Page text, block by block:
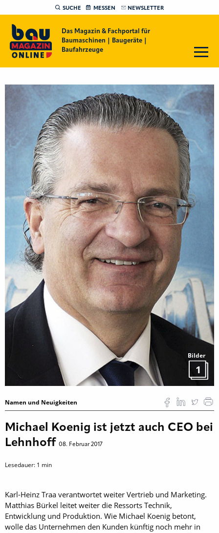
SUCHE MESSEN NEWSLETTER
Das Magazin & Fachportal für
Baumaschinen | Baugeräte |
Baufahrzeuge
Bilder
1
Namen und Neuigkeiten
Michael Koenig ist jetzt auch CEO bei
Lehnhoff 08. Februar 2017
Lesedauer: 1 min
Karl-Heinz Traa verantwortet weiter Vertrieb und ­Marketing.
Matthias Bürkel leitet weiter die Ressorts Technik,
Entwicklung und Produktion. Wie Michael Koenig ­betont,
wolle das Unter­nehmen den Kunden künftig noch mehr in